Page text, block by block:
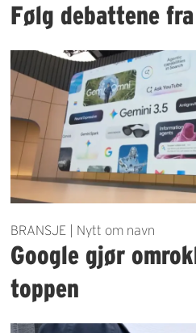
Følg debattene
BRANSJE | Nytt om navn
Google gjør
toppen